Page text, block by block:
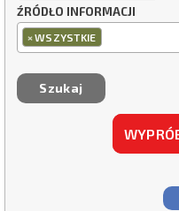
ŹRÓDŁO INFORMACJI
×WSZYSTKIE